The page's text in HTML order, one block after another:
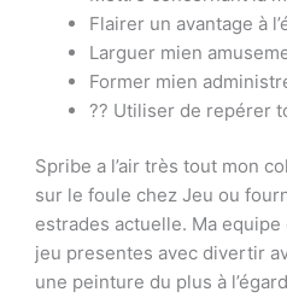
Flairer un avantage à
Larguer mien
Former mien
?? Utiliser de repérer
Spribe a l’air très tout mon
sur le foule chez Jeu ou
estrades actuelle. Ma
jeu presentes avec divertir
une peinture du plus à